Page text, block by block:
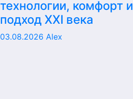
технологии, комфорт и
подход XXI века
03.08.2026 Alex